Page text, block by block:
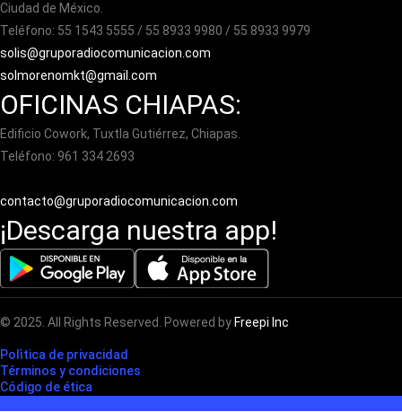
Ciudad de México.
Teléfono: 55 1543 5555 / 55 8933 9980 / 55 8933 9979
solis@gruporadiocomunicacion.com
solmorenomkt@gmail.com
OFICINAS CHIAPAS:
Edificio Cowork, Tuxtla Gutiérrez, Chiapas.
Teléfono: 961 334 2693
contacto@gruporadiocomunicacion.com
¡Descarga nuestra app!
© 2025. All Rights Reserved. Powered by Freepi Inc
Polìtica de privacidad
Términos y condiciones
Código de ética